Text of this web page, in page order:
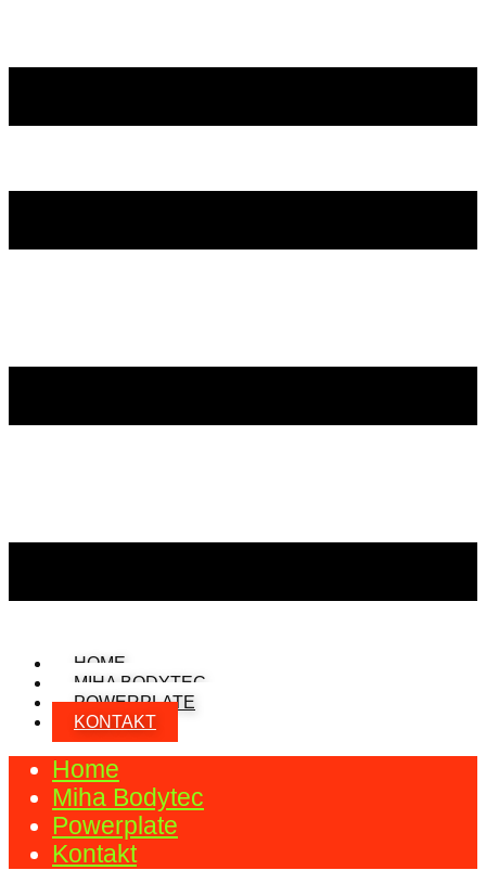
HOME
MIHA BODYTEC
POWERPLATE
KONTAKT
Home
Miha Bodytec
Powerplate
Kontakt